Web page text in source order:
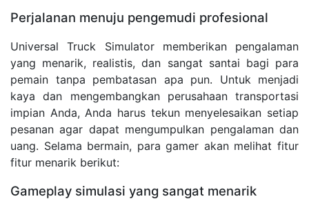
Perjalanan menuju pengemudi profesional
Universal Truck Simulator memberikan pengalaman
yang menarik, realistis, dan sangat santai bagi para
pemain tanpa pembatasan apa pun. Untuk menjadi
kaya dan mengembangkan perusahaan transportasi
impian Anda, Anda harus tekun menyelesaikan setiap
pesanan agar dapat mengumpulkan pengalaman dan
uang. Selama bermain, para gamer akan melihat fitur
fitur menarik berikut:
Gameplay simulasi yang sangat menarik